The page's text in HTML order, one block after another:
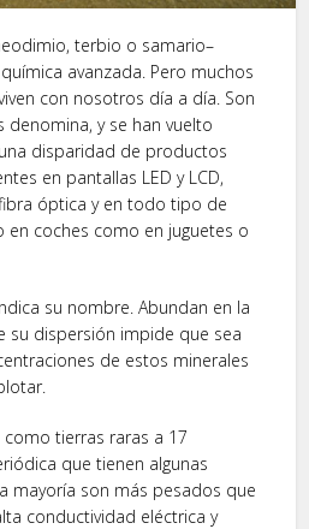
terbio o samario–
avanzada. Pero muchos
con nosotros día a día. Son
y se han vuelto
disparidad de productos
en pantallas LED y LCD,
óptica y en todo tipo de
coches como en juguetes o
su nombre. Abundan en la
su dispersión impide que sea
de estos minerales
tierras raras a 17
que tienen algunas
mayoría son más pesados que
conductividad eléctrica y